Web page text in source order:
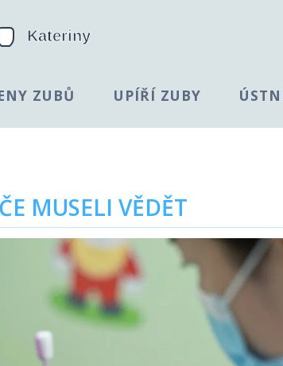
ZUBŮ UPÍŘÍ ZUBY
MUSELI VĚDĚT